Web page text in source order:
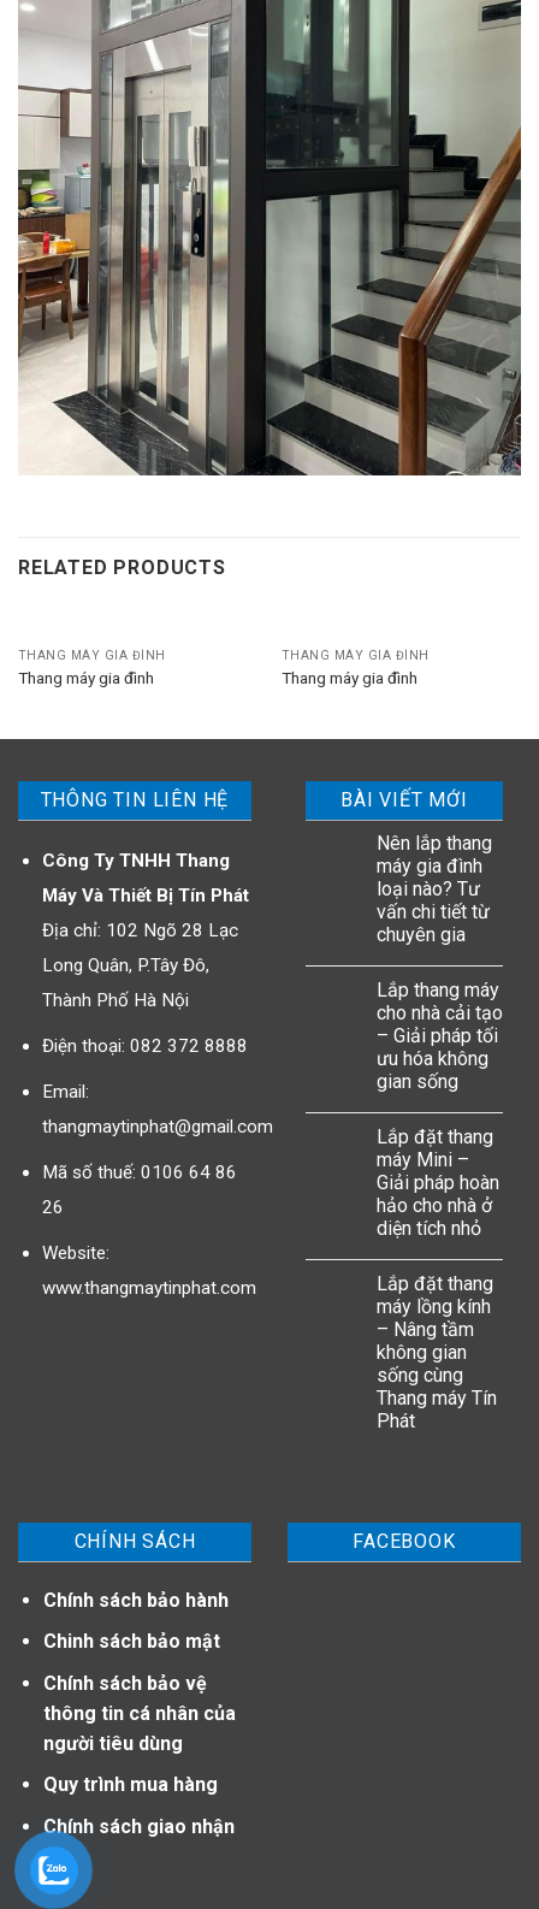
RELATED PRODUCTS
THANG MÁY GIA ĐÌNH
Thang máy gia đình
THANG MÁY GIA ĐÌNH
Thang máy gia đình
THÔNG TIN LIÊN HỆ
Công Ty TNHH Thang
Máy Và Thiết Bị Tín Phát
Địa chỉ: 102 Ngõ 28 Lạc
Long Quân, P.Tây Đô,
Thành Phố Hà Nội
Điện thoại: 082 372 8888
Email:
thangmaytinphat@gmail.com
Mã số thuế: 0106 64 86
26
Website:
www.thangmaytinphat.com
BÀI VIẾT MỚI
Nên lắp thang
máy gia đình
loại nào? Tư
vấn chi tiết từ
chuyên gia
Lắp thang máy
cho nhà cải tạo
– Giải pháp tối
ưu hóa không
gian sống
Lắp đặt thang
máy Mini –
Giải pháp hoàn
hảo cho nhà ở
diện tích nhỏ
Lắp đặt thang
máy lồng kính
– Nâng tầm
không gian
sống cùng
Thang máy Tín
Phát
CHÍNH SÁCH
Chính sách bảo hành
Chinh sách bảo mật
Chính sách bảo vệ
thông tin cá nhân của
người tiêu dùng
Quy trình mua hàng
Chính sách giao nhận
FACEBOOK